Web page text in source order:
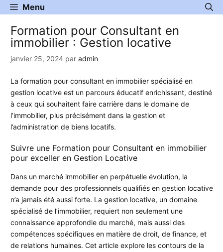
Aller
au
contenu
Menu
Formation pour Consultant en
immobilier : Gestion locative
janvier 25, 2024 par admin
La formation pour consultant en immobilier spécialisé en
gestion locative est un parcours éducatif enrichissant, destiné
à ceux qui souhaitent faire carrière dans le domaine de
l’immobilier, plus précisément dans la gestion et
l’administration de biens locatifs.
Suivre une Formation pour Consultant en immobilier
pour exceller en Gestion Locative
Dans un marché immobilier en perpétuelle évolution, la
demande pour des professionnels qualifiés en gestion locative
n’a jamais été aussi forte. La gestion locative, un domaine
spécialisé de l’immobilier, requiert non seulement une
connaissance approfondie du marché, mais aussi des
compétences spécifiques en matière de droit, de finance, et
de relations humaines. Cet article explore les contours de la